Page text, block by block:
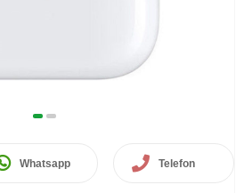
Whatsapp Telefon